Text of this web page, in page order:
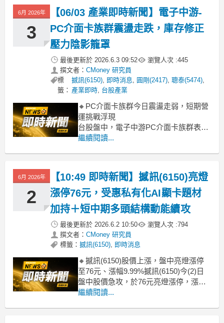
逆勢衝高，麗臺（1.64%）也小幅上漲，
但顯見市場對純挖礦相關應用需求趨緩
的擔憂仍存，導致類
6月 2026年
3
【06/03 產業即時新聞】電子中游-
PC介面卡族群震盪走跌，庫存修正
壓力陰影籠罩
最後更新於 2026.6.3 09:52 瀏覽人次 :445
撰文者： CMoney 研究員
標
籤：
撼訊(6150), 即時消息, 圓剛(2417),聰泰(5474),
產業即時, 台股產業
🔸PC介面卡族群今日震盪走弱，短期營
運挑戰浮現
台股盤中，電子中游PC介面卡族群表現
疲軟，整體類股下跌2.28%，撼訊
研判是受到整體PC市場需求仍舊不振，
加上顯卡庫存去化進度不如預期，讓市
場對其短期
繼續閱讀...
6月 2026年
2
【10:49 即時新聞】撼訊(6150)亮燈
漲停76元，受惠私有化AI顯卡題材
加持＋短中期多頭結構動能續攻
最後更新於 2026.6.2 10:50 瀏覽人次 :794
撰文者： CMoney 研究員
標籤： 撼訊(6150), 即時消息
🔸撼訊(6150)股價上漲，盤中亮燈漲停
至76元、漲幅9.99%撼訊(6150)今(2)日
盤中股價急攻，於76元亮燈漲停，漲幅
達9.99%，多方資金明顯迴流。盤面主軸
繼續閱讀...